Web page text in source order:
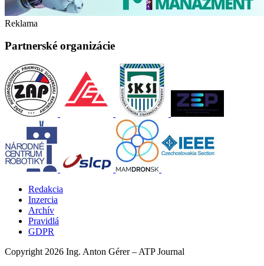
Reklama
Partnerské organizácie
Redakcia
Inzercia
Archív
Pravidlá
GDPR
Copyright 2026 Ing. Anton Gérer – ATP Journal